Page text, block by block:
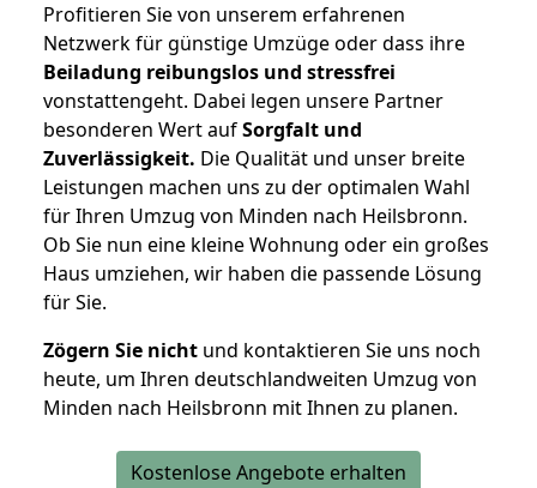
Profitieren Sie von unserem erfahrenen
Netzwerk für günstige Umzüge oder dass ihre
Beiladung reibungslos und stressfrei
vonstattengeht. Dabei legen unsere Partner
besonderen Wert aufSorgfalt und
Zuverlässigkeit. Die Qualität und unser breite
Leistungen machen uns zu der optimalen Wahl
für Ihren Umzug von Minden nach Heilsbronn.
Ob Sie nun eine kleine Wohnung oder ein großes
Haus umziehen, wir haben die passende Lösung
für Sie.
Zögern Sie nicht und kontaktieren Sie uns noch
heute, um Ihren deutschlandweiten Umzug von
Minden nach Heilsbronn mit Ihnen zu planen.
Kostenlose Angebote erhalten